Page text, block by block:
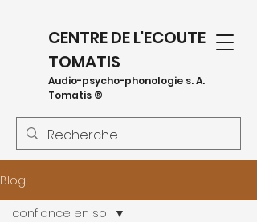
CENTRE DE L'ECOUTE
TOMATIS
Audio-psycho-phonologie s. A.
Tomatis ®
Blog
confiance en soi